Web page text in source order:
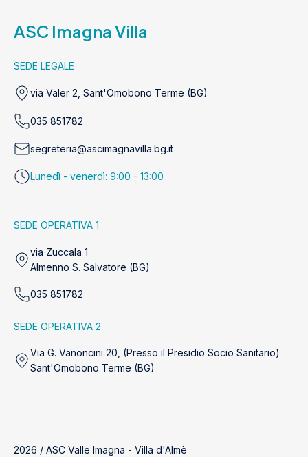
ASC Imagna Villa
SEDE LEGALE
via Valer 2, Sant'Omobono Terme (BG)
035 851782
segreteria@ascimagnavilla.bg.it
Lunedì - venerdì: 9:00 - 13:00
SEDE OPERATIVA 1
via Zuccala 1
Almenno S. Salvatore (BG)
035 851782
SEDE OPERATIVA 2
Via G. Vanoncini 20, (Presso il Presidio Socio Sanitario)
Sant'Omobono Terme (BG)
2026 / ASC Valle Imagna - Villa d'Almè